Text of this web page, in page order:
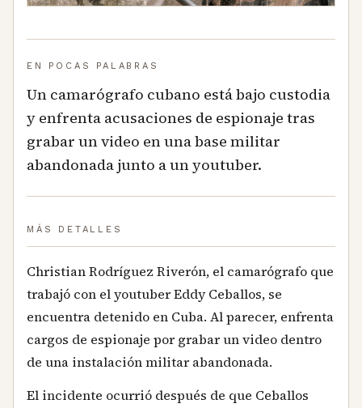
EN POCAS PALABRAS
Un camarógrafo cubano está bajo custodia
y enfrenta acusaciones de espionaje tras
grabar un video en una base militar
abandonada junto a un youtuber.
MÁS DETALLES
Christian Rodríguez Riverón, el camarógrafo que
trabajó con el youtuber Eddy Ceballos, se
encuentra detenido en Cuba. Al parecer, enfrenta
cargos de espionaje por grabar un video dentro
de una instalación militar abandonada.
El incidente ocurrió después de que Ceballos